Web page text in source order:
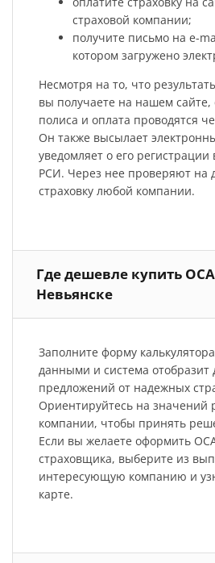
страховой компании;
получите письмо на e-
котором загружено
Несмотря на то, что
вы получаете на нашем
полиса и оплата проводятся
Он также высылает
уведомляет о его
РСИ. Через нее проверяют на
страховку любой компании.
Где дешевле купить
Невьянске
Заполните форму
данными и система отобразит
предложений от надежных
Ориентируйтесь на значений
компании, чтобы принять
Если вы желаете оформить
страховщика, выберите из
интересующую компанию и
карте.